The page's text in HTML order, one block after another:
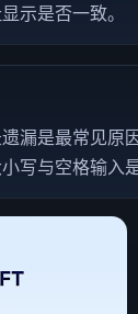
示是否一致。
漏是最常见原
写与空格输入